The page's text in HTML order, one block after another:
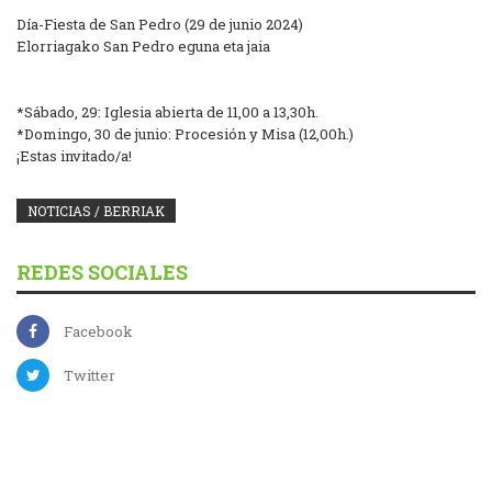
Día-Fiesta de San Pedro (29 de junio 2024)
Elorriagako San Pedro eguna eta jaia
*Sábado, 29: Iglesia abierta de 11,00 a 13,30h.
*Domingo, 30 de junio: Procesión y Misa (12,00h.)
¡Estas invitado/a!
NOTICIAS / BERRIAK
REDES SOCIALES
Facebook
Twitter